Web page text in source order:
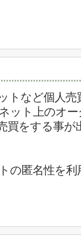
トなど個人
ット上のオ
買をする事
の匿名性を